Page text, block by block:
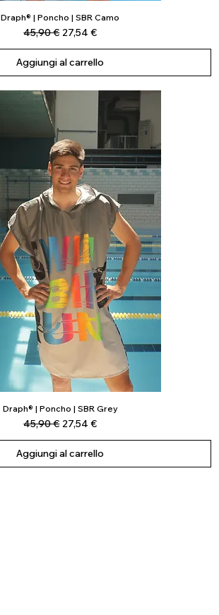
Vista rapida
Draph® | Poncho | SBR Camo
Prezzo regolare
45,90 € Prezzo scontato
27,54 €
Aggiungi al carrello
Vista rapida
Draph® | Poncho | SBR Grey
Prezzo regolare
45,90 € Prezzo scontato
27,54 €
Aggiungi al carrello